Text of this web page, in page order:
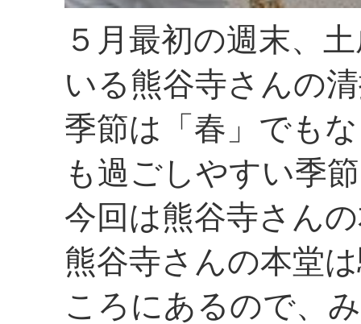
５月最初の週末、
いる熊谷寺さんの
季節は「春」でも
も過ごしやすい季
今回は熊谷寺さん
熊谷寺さんの本堂
ころにあるので、